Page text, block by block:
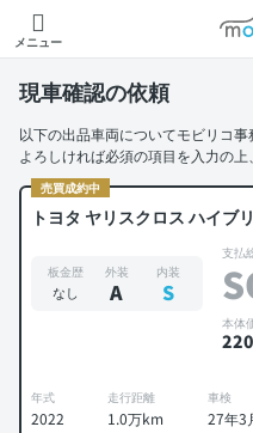
メニュー
現車確認の依頼
以下の出品車両についてモビリコ事
よろしければ必須の項目を入力の上
売買成約中
トヨタ ヤリスクロス ハイブ
板金歴
なし
外装
A
内装
S
支払
本体
220
年式
2022
走行距離
1.0万km
車検
27年3